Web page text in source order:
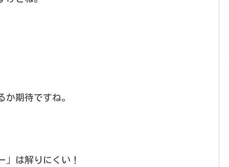
期待ですね。
」は解りにくい！